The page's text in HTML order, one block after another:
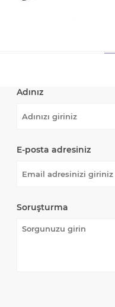
Adınız
E-posta adresiniz
Soruşturma